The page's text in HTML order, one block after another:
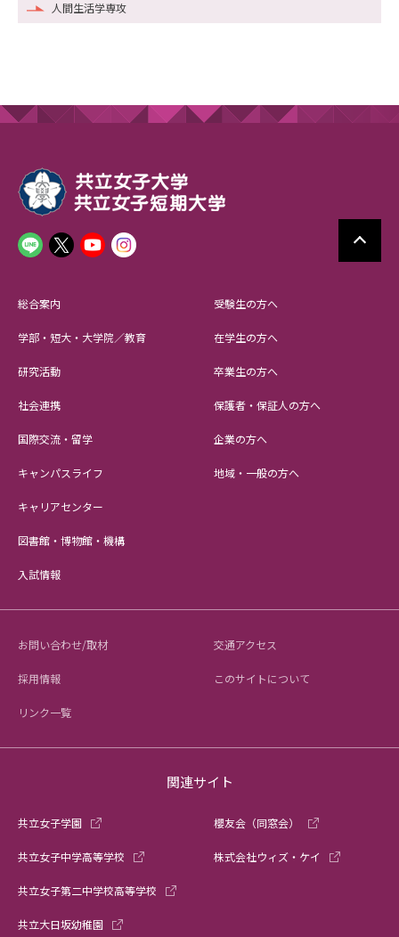
人間生活学専攻
総合案内
学部・短大・大学院／教育
研究活動
社会連携
国際交流・留学
キャンパスライフ
キャリアセンター
図書館・博物館・機構
入試情報
受験生の方へ
在学生の方へ
卒業生の方へ
保護者・保証人の方へ
企業の方へ
地域・一般の方へ
お問い合わせ/取材 交通アクセス
採用情報 このサイトについて
リンク一覧
関連サイト
共立女子学園
共立女子中学高等学校
共立女子第二中学校高等学校
共立大日坂幼稚園
櫻友会（同窓会）
株式会社ウィズ・ケイ